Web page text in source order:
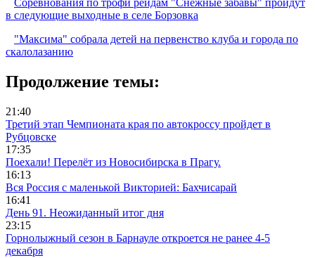
в следующие выходные в селе Борзовка
"Максима" собрала детей на первенство клуба и города по
скалолазанию
Продолжение темы:
21:40
Третий этап Чемпионата края по автокроссу пройдет в
Рубцовске
17:35
Поехали! Перелёт из Новосибирска в Прагу.
16:13
Вся Россия с маленькой Викторией: Бахчисарай
16:41
День 91. Неожиданный итог дня
23:15
Горнолыжный сезон в Барнауле откроется не ранее 4-5
декабря